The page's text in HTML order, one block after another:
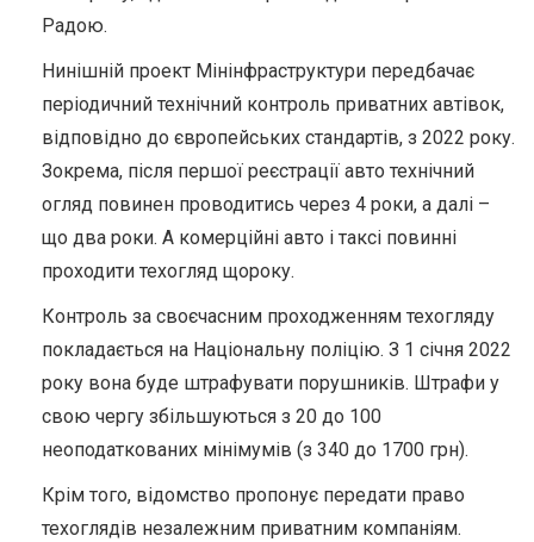
Радою.
Нинішній проект Мінінфраструктури передбачає
періодичний технічний контроль приватних автівок,
відповідно до європейських стандартів, з 2022 року.
Зокрема, після першої реєстрації авто технічний
огляд повинен проводитись через 4 роки, а далі –
що два роки. А комерційні авто і таксі повинні
проходити техогляд щороку.
Контроль за своєчасним проходженням техогляду
покладається на Національну поліцію. З 1 січня 2022
року вона буде штрафувати порушників. Штрафи у
свою чергу збільшуються з 20 до 100
неоподаткованих мінімумів (з 340 до 1700 грн).
Крім того, відомство пропонує передати право
техоглядів незалежним приватним компаніям.